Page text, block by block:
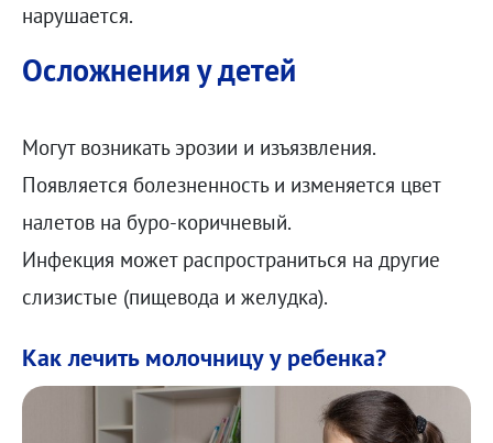
нарушается.
Осложнения у детей
Могут возникать эрозии и изъязвления.
Появляется болезненность и изменяется цвет
налетов на буро-коричневый.
Инфекция может распространиться на другие
слизистые (пищевода и желудка).
Как лечить молочницу у ребенка?